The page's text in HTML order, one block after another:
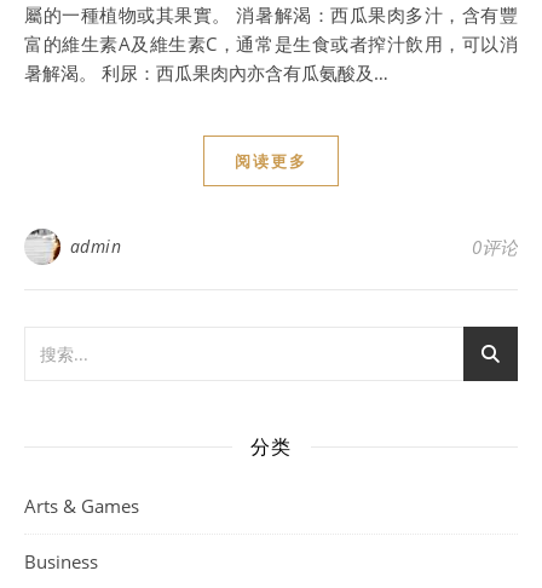
屬的一種植物或其果實。 消暑解渴：西瓜果肉多汁，含有豐
富的維生素A及維生素C，通常是生食或者搾汁飲用，可以消
暑解渴。 利尿：西瓜果肉內亦含有瓜氨酸及…
阅读更多
admin 0评论
分类
Arts & Games
Business